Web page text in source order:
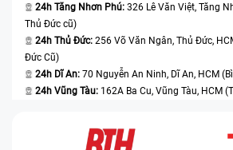
24h Tăng Nhơn Phú: 326 Lê Văn Việt, Tăng
Thủ Đức cũ)
24h Thủ Đức: 256 Võ Văn Ngân, Thủ Đức,
Đức Cũ)
24h Dĩ An: 70 Nguyễn An Ninh, Dĩ An, HCM
24h Vũng Tàu: 162A Ba Cu, Vũng Tàu, HCM